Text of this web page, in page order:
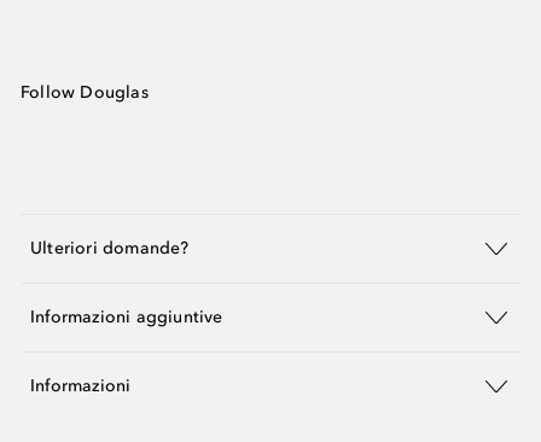
Follow Douglas
Ulteriori domande?
Informazioni aggiuntive
Informazioni